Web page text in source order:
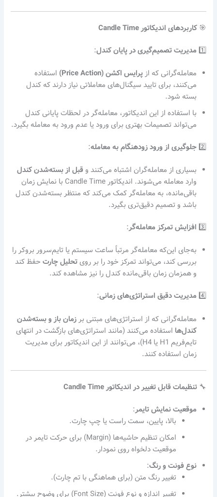
🎯کاربردهای اندیکاتور Candle Time
1️⃣ مدیریت تصمیم‌گیری در پایان کندل:
معامله‌گرانی که ازپرایس اکشن (Price Action)
استفاده
می‌کنند، برای تایید سیگنال‌های معاملاتی نیاز دارند که کندل
بسته شود.
با استفاده از این اندیکاتور، معامله‌گر در لحظات پایانی کندل
می‌تواند تصمیمات بهتری برای ورود یا عدم ورود به معامله بگیرد.
2️⃣ جلوگیری از ورود زودهنگام به معامله:
بسیاری از معامله‌گران اشتباه می‌کنند و قبل از بسته‌شدن کندل
وارد معامله می‌شوند. اندیکاتور Candle Time با نمایش زمان
باقی‌مانده، به معامله‌گر کمک می‌کند که منتظر بسته‌شدن کندل
باشد و تصمیم دقیق‌تری بگیرد.
3️⃣ افزایش تمرکز معامله‌گر:
به‌جای این‌که معامله‌گر مرتباً ساعت سیستم یا تایم‌سرور بروکر را
بررسی کند، می‌تواند تمرکز خود را بر رویتحلیل چارت حفظ کند
و همزمان زمان باقی‌مانده کندل را نیز مشاهده کند.
4️⃣ مدیریت دقیق استراتژی‌های زمانی:
معامله‌گرانی که از استراتژی‌های مبتنی برزمان باز و بسته‌شدن
کندل‌ها استفاده می‌کنند (مانند استراتژی‌های بازگشت در انتهای
تایم‌فریم H1 یا H4)، می‌توانند از این اندیکاتور برای مدیریت
زمان استفاده کنند.
🔧تنظیمات قابل تغییر در اندیکاتور Candle Time
موقعیت نمایش تایمر:
بالا، پایین، سمت راست یا چپ چارت.
امکان تنظیم حاشیه‌ها (Margin) برای حرکت تایمر در
موقعیت دلخواه روی نمودار.
نوع فونت و رنگ:
تغییر رنگ متن (برای هماهنگی با تم چارت).
تغییر اندازه و نوع فونت (Font Size) برای وضوح بیشتر.